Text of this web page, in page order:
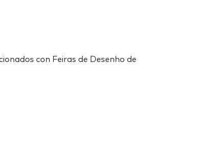
con Feiras de Desenho de